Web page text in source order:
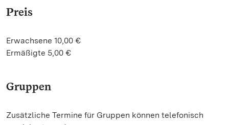
Preis
Erwachsene 10,00 €
Ermäßigte 5,00 €
Gruppen
Zusätzliche Termine für Gruppen können telefonisch